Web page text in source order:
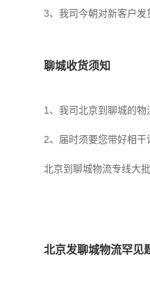
3、我司今朝对新客户
聊城收货须知
1、我司北京到聊城的物
2、届时须要您带好相干
北京到聊城物流专线大
北京发聊城物流罕见